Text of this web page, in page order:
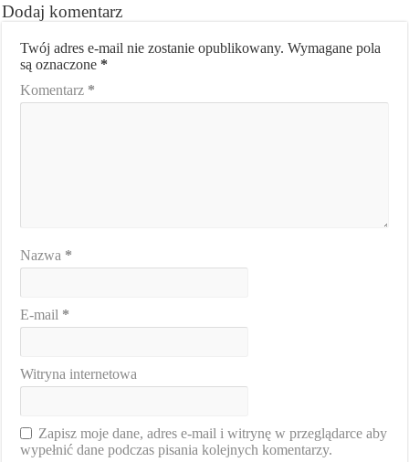
Dodaj komentarz
Twój adres e-mail nie zostanie opublikowany. Wymagane pola
są oznaczone *
Komentarz *
Nazwa *
E-mail *
Witryna internetowa
Zapisz moje dane, adres e-mail i witrynę w przeglądarce aby
wypełnić dane podczas pisania kolejnych komentarzy.